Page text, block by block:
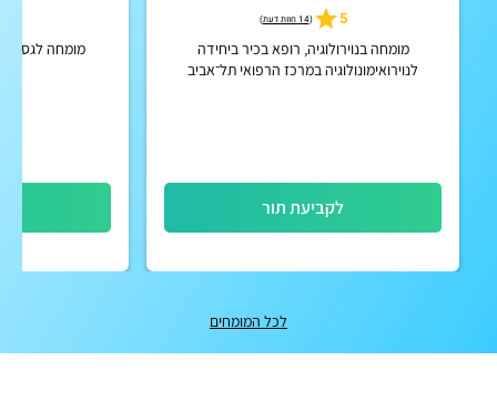
5
(14 חוות דעת )
מומחה בנוירולוגיה, רופא בכיר ביחידה
לנוירואימונולוגיה במרכז הרפואי תל־אביב
לקביעת תור
מומחה
לכל המומחים